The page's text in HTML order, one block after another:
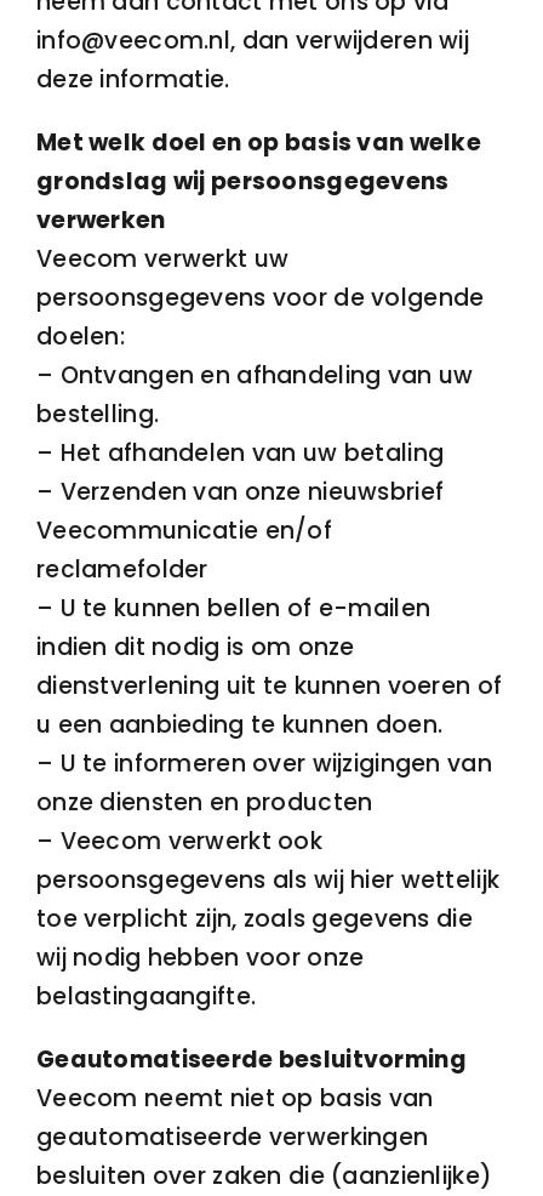
info@veecom.nl, dan verwijderen wij
deze informatie.
Met welk doel en op basis van welke
grondslag wij persoonsgegevens
verwerken
Veecom verwerkt uw
persoonsgegevens voor de volgende
doelen:
– Ontvangen en afhandeling van uw
bestelling.
– Het afhandelen van uw betaling
– Verzenden van onze nieuwsbrief
Veecommunicatie en/of
reclamefolder
– U te kunnen bellen of e-mailen
indien dit nodig is om onze
dienstverlening uit te kunnen voeren of
u een aanbieding te kunnen doen.
– U te informeren over wijzigingen van
onze diensten en producten
– Veecom verwerkt ook
persoonsgegevens als wij hier wettelijk
toe verplicht zijn, zoals gegevens die
wij nodig hebben voor onze
belastingaangifte.
Geautomatiseerde besluitvorming
Veecom neemt niet op basis van
geautomatiseerde verwerkingen
besluiten over zaken die (aanzienlijke)